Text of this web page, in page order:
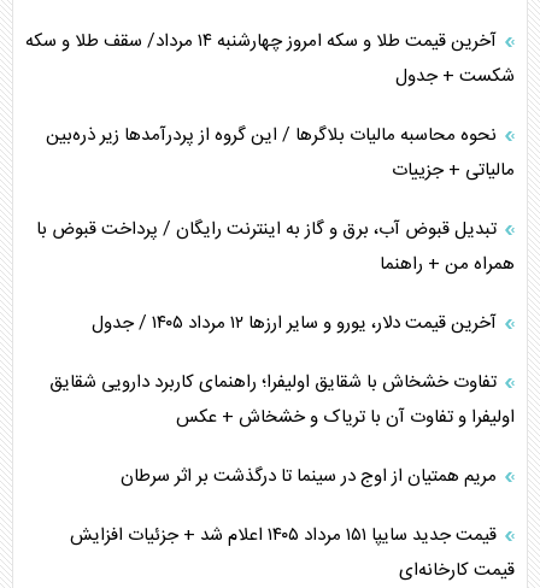
آخرین قیمت طلا و سکه امروز چهارشنبه ۱۴ مرداد/ سقف طلا و سکه
شکست + جدول
نحوه محاسبه مالیات بلاگر‌ها / این گروه از پردرآمد‌ها زیر ذره‌بین
مالیاتی + جزییات
تبدیل قبوض آب، برق و گاز به اینترنت رایگان / پرداخت قبوض با
همراه من + راهنما
آخرین قیمت دلار، یورو و سایر ارز‌ها ۱۲ مرداد ۱۴۰۵ / جدول
تفاوت خشخاش با شقایق اولیفرا؛ راهنمای کاربرد دارویی شقایق
اولیفرا و تفاوت آن با تریاک و خشخاش + عکس
مریم همتیان از اوج در سینما تا درگذشت بر اثر سرطان
قیمت جدید سایپا ۱۵۱ مرداد ۱۴۰۵ اعلام شد + جزئیات افزایش
قیمت کارخانه‌ای